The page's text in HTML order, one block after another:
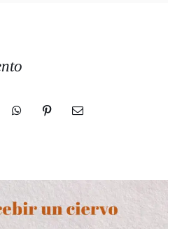
WhatsAppPinterestCorreo